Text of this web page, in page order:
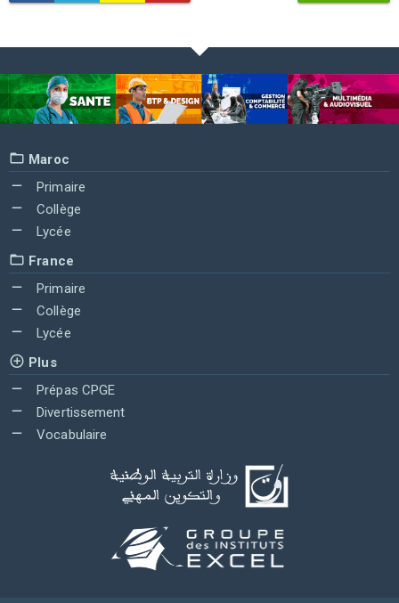
Maroc
Primaire
Collège
Lycée
France
Primaire
Collège
Lycée
Plus
Prépas CPGE
Divertissement
Vocabulaire